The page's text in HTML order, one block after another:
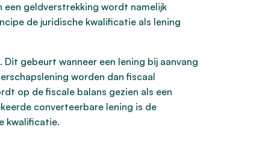
een geldverstrekking wordt namelijk
de juridische kwalificatie als lening
gebeurt wanneer een lening bij aanvang
worden dan fiscaal
op de fiscale balans gezien als een
converteerbare lening is de
kwalificatie.